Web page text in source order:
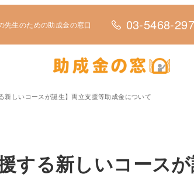
先生のための助成金の窓口 03-5468-
新しいコースが誕生】両立支援等助成金について
する新しいコース